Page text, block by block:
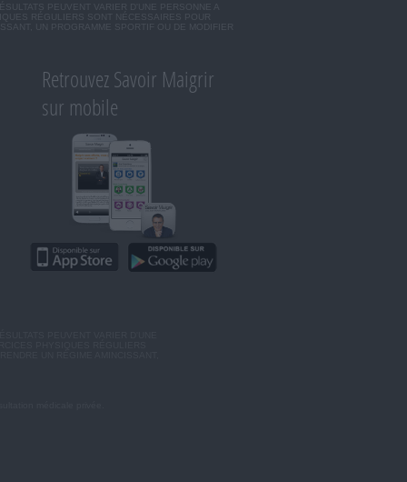
PEUVENT VARIER D'UNE PERSONNE A
RÉGULIERS SONT NÉCESSAIRES POUR
UN PROGRAMME SPORTIF OU DE MODIFIER
Retrouvez Savoir Maigrir
sur mobile